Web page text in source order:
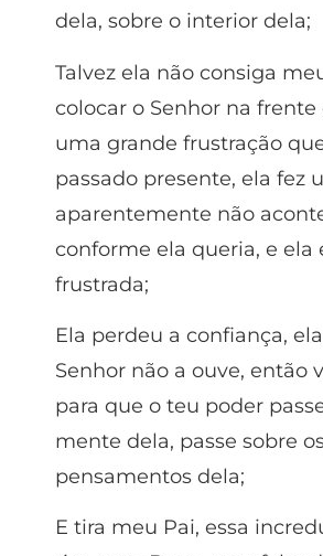
dela, sobre o interior dela;
Talvez ela não consiga
colocar o Senhor na frente
uma grande frustração
passado presente, ela fez
aparentemente não
conforme ela queria, e ela
frustrada;
Ela perdeu a confiança,
Senhor não a ouve, então
para que o teu poder
mente dela, passe sobre
pensamentos dela;
E tira meu Pai, essa